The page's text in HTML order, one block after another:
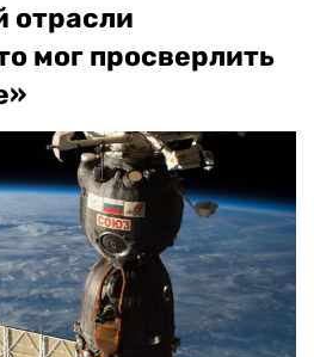
отрасли
мог просверлить